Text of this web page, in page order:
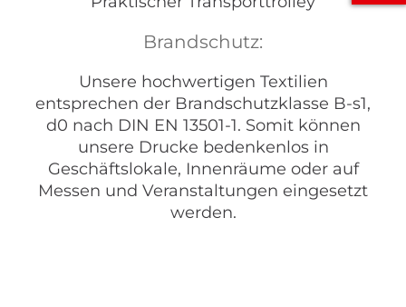
Brandschutz:
Unsere hochwertigen Textilien
entsprechen der Brandschutzklasse B-s1,
d0 nach DIN EN 13501-1. Somit können
unsere Drucke bedenkenlos in
Geschäftslokale, Innenräume oder auf
Messen und Veranstaltungen eingesetzt
werden.